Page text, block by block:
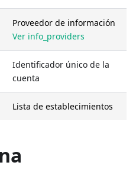
Proveedor de información
Ver info_providers
Identificador único de la
cuenta
Lista de establecimientos